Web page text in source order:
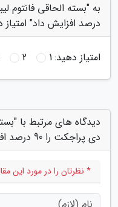
درصد افزایش داد" امتیاز
امتیاز دهید:1
2
دیدگاه های مرتبط با
دی پراجکت را 90 درصد افزایش داد"
* نظرتان را در مورد این